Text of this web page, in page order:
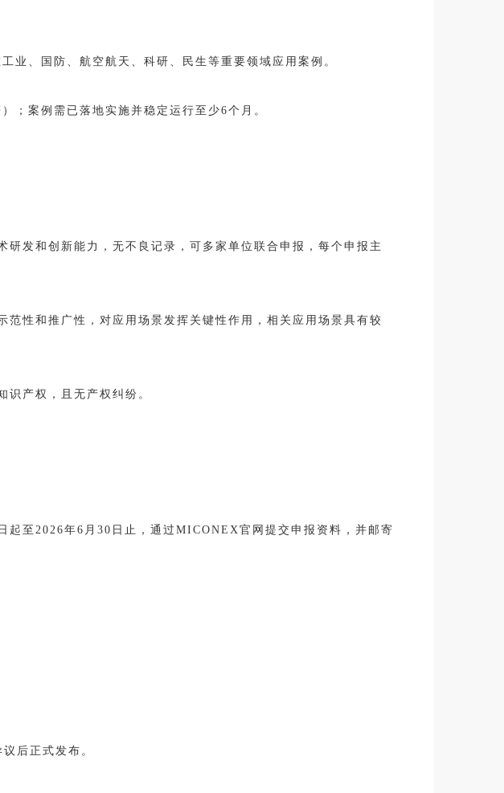
业、国防、航空航天、科研、民生等重要领域应用案例。
；案例需已落地实施并稳定运行至少6个月。
发和创新能力，无不良记录，可多家单位联合申报，每个申报主
性和推广性，对应用场景发挥关键性作用，相关应用场景具有较
产权，且无产权纠纷。
至2026年6月30日止，通过MICONEX官网提交申报资料，并邮寄
后正式发布。